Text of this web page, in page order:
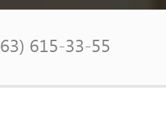
615-33-55